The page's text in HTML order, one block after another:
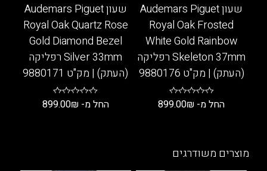
שעון Audemars Piguet
Royal Oak Frosted
White Gold Rainbow
Skeleton 37mm רפליקה
(העתק) | מק"ט 9880176
החל מ- 899.00₪
יש
שעון Audemars Piguet
Royal Oak Quartz Rose
Gold Diamond Bezel
Silver 33mm רפליקה
(העתק) | מק"ט 9880171
החל מ- 899.00₪
מוצרים משודרגים